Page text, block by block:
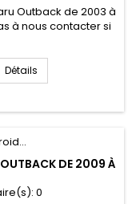
Outback de 2003 à
à nous contacter si
!
Détails
DE 2009 À
0